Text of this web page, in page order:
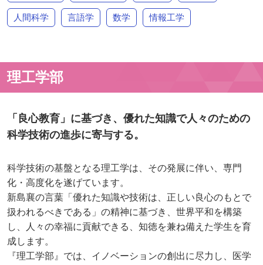
人間科学 言語学 数学 情報工学
理工学部
「良心教育」に基づき、優れた知識で人々のための
科学技術の進歩に寄与する。
科学技術の基盤となる理工学は、その発展に伴い、専門
化・高度化を遂げています。
新島襄の言葉「優れた知識や技術は、正しい良心のもとで
扱われるべきである」の精神に基づき、世界平和を構築
し、人々の幸福に貢献できる、知徳を兼ね備えた学生を育
成します。
『理工学部』では、イノベーションの創出に尽力し、医学